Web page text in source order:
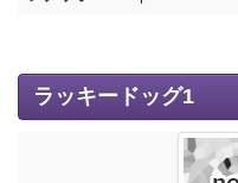
ラッキードッグ1